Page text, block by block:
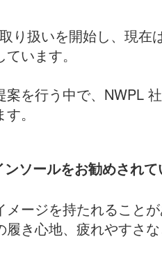
り扱いを開始し、現
います。
を行う中で、NWPL
。
ソールをお勧めされて
ージを持たれること
き心地、疲れやすさ